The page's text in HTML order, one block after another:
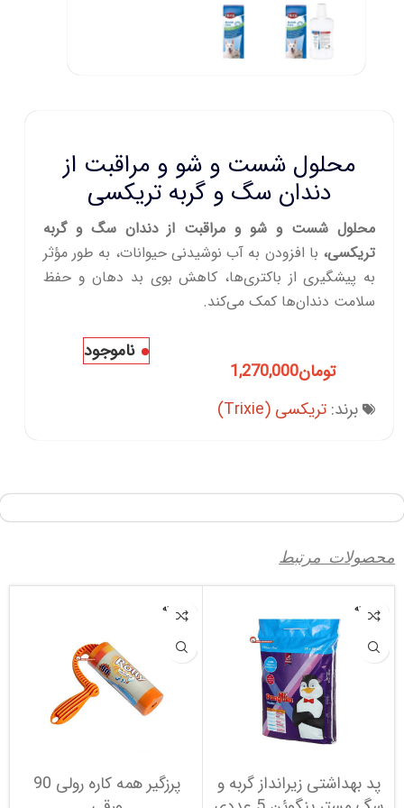
محلول شست و شو و مراقبت از
دندان سگ و گربه تریکسی
محلول شست و شو و مراقبت از دندان سگ و گربه
تریکسی، با افزودن به آب نوشیدنی حیوانات، به‌ طور مؤثر
به پیشگیری از باکتری‌ها، کاهش بوی بد دهان و حفظ
سلامت دندان‌ها کمک می‌کند.
تومان1,270,000
ناموجود
برند: تریکسی (Trixie)
محصولات مرتبط
فروخته
شده
پد بهداشتی زیرانداز گربه و
فروخته
شده
پرزگیر همه کاره رولی 90